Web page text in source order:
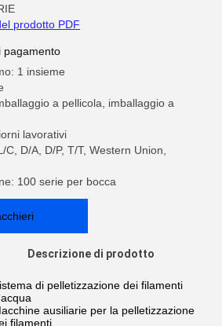
prodotto PDF
pagamento
1 insieme
a pellicola, imballaggio a
lavorativi
D/A, D/P, T/T, Western Union,
100 serie per bocca
Descrizione di prodotto
di pelletizzazione dei filamenti
ausiliarie per la pelletizzazione
filamenti